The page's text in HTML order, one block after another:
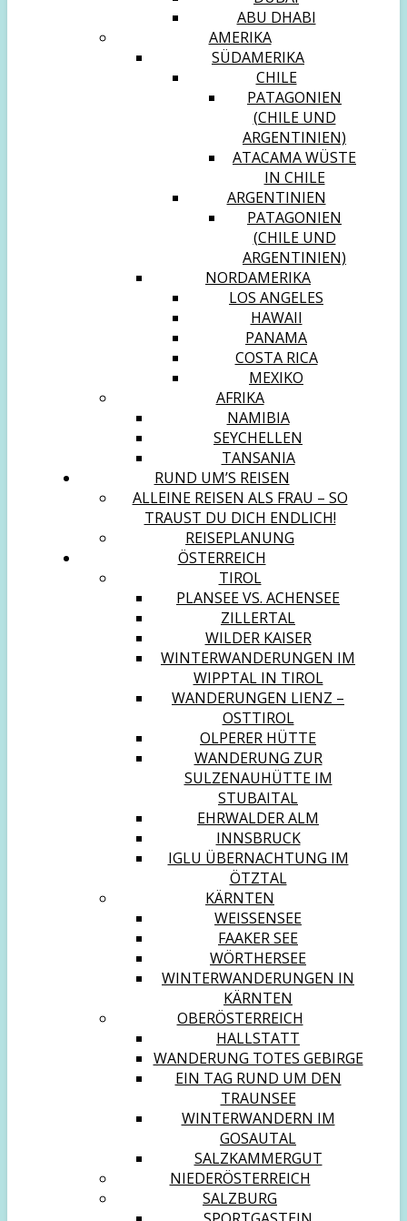
ABU DHABI
AMERIKA
SÜDAMERIKA
CHILE
PATAGONIEN
(CHILE UND
ARGENTINIEN)
ATACAMA WÜSTE
IN CHILE
ARGENTINIEN
PATAGONIEN
(CHILE UND
ARGENTINIEN)
NORDAMERIKA
LOS ANGELES
HAWAII
PANAMA
COSTA RICA
MEXIKO
AFRIKA
NAMIBIA
SEYCHELLEN
TANSANIA
RUND UM’S REISEN
ALLEINE REISEN ALS FRAU – SO
TRAUST DU DICH ENDLICH!
REISEPLANUNG
ÖSTERREICH
TIROL
PLANSEE VS. ACHENSEE
ZILLERTAL
WILDER KAISER
WINTERWANDERUNGEN IM
WIPPTAL IN TIROL
WANDERUNGEN LIENZ –
OSTTIROL
OLPERER HÜTTE
WANDERUNG ZUR
SULZENAUHÜTTE IM
STUBAITAL
EHRWALDER ALM
INNSBRUCK
IGLU ÜBERNACHTUNG IM
ÖTZTAL
KÄRNTEN
WEISSENSEE
FAAKER SEE
WÖRTHERSEE
WINTERWANDERUNGEN IN
KÄRNTEN
OBERÖSTERREICH
HALLSTATT
WANDERUNG TOTES GEBIRGE
EIN TAG RUND UM DEN
TRAUNSEE
WINTERWANDERN IM
GOSAUTAL
SALZKAMMERGUT
NIEDERÖSTERREICH
SALZBURG